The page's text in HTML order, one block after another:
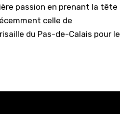
passion en prenant la tête
celle de
du Pas-de-Calais pour le